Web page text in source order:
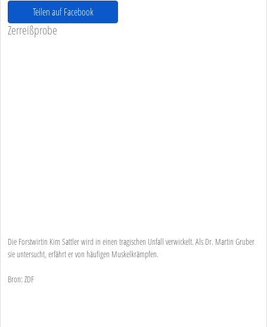
Teilen auf Facebook
Zerreißprobe
Die Forstwirtin Kim Sattler wird in einen tragischen Unfall verwickelt. Als Dr. Martin Gruber
sie untersucht, erfährt er von häufigen Muskelkrämpfen.
Bron: ZDF